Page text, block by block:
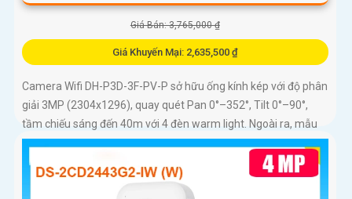
Giá Bán: 3,765,000 ₫
Giá Khuyến Mại: 2,635,500 ₫
Camera Wifi DH-P3D-3F-PV-P sở hữu ống kính kép với độ phân
giải 3MP (2304x1296), quay quét Pan 0°–352°, Tilt 0°–90°,
tầm chiếu sáng đến 40m với 4 đèn warm light. Ngoài ra, mẫu
camera này còn đạt chuẩn chống nước IP66, hỗ trợ thẻ nhớ tối
đa 256GB, kết nối Wi-Fi 2